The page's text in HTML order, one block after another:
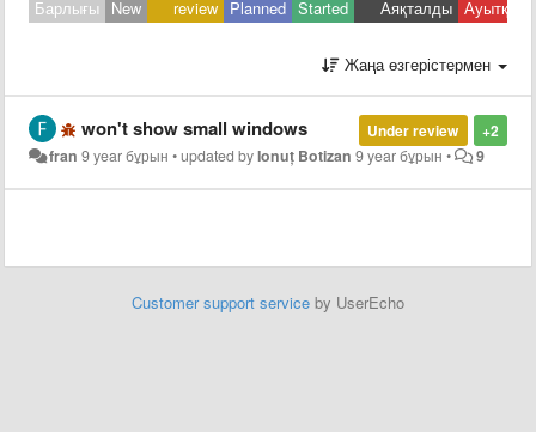
Барлығы New
review Planned Started Аяқталды
Жаңа өзгерістермен
+2
Under review
won't show small windows
fran 9 year бұрын •updated byIonuț Botizan 9 year бұрын • 9
Customer support service by UserEcho